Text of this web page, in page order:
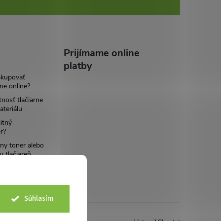
Súhlasím
online?
tlačiarne
toner alebo
tlačiareň
Prijímame online
platby